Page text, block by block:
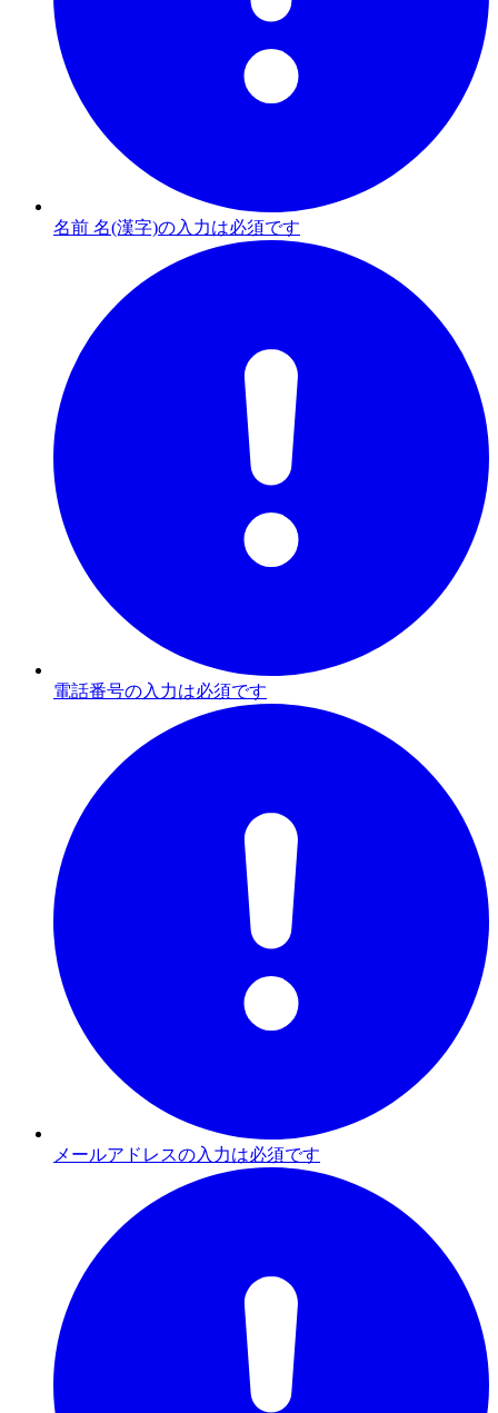
名前 名(漢字)の入力は必須です
電話番号の入力は必須です
メールアドレスの入力は必須です